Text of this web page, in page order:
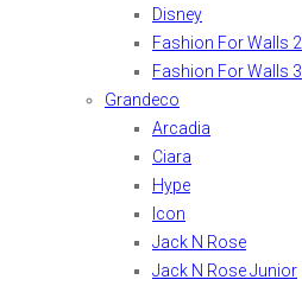
Disney
Fashion For Walls 2
Fashion For Walls 3
Grandeco
Arcadia
Ciara
Hype
Icon
Jack N Rose
Jack N Rose Junior